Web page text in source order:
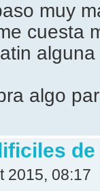
muy
cuesta
algo
2015, 08:17